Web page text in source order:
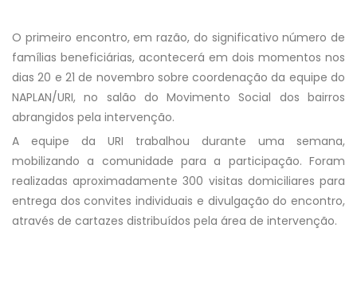
O primeiro encontro, em razão, do significativo número de
famílias beneficiárias, acontecerá em dois momentos nos
dias 20 e 21 de novembro sobre coordenação da equipe do
NAPLAN/URI, no salão do Movimento Social dos bairros
abrangidos pela intervenção.
A equipe da URI trabalhou durante uma semana,
mobilizando a comunidade para a participação. Foram
realizadas aproximadamente 300 visitas domiciliares para
entrega dos convites individuais e divulgação do encontro,
através de cartazes distribuídos pela área de intervenção.